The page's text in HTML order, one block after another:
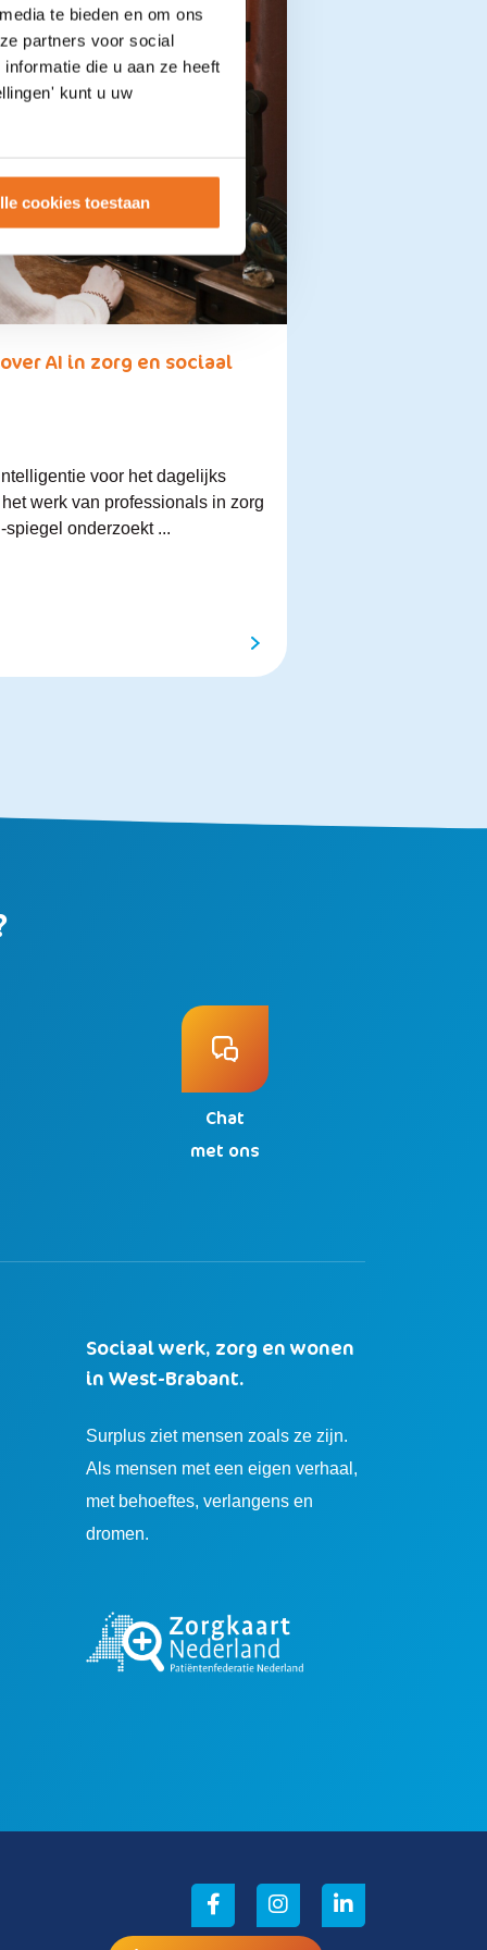
te bieden en om ons
partners voor social
die u aan ze heeft
kunt u uw
cookies toestaan
AI in zorg en sociaal
voor het dagelijks
werk van professionals in zorg
onderzoekt ...
Chat
met ons
Sociaal werk, zorg en wonen
in West-Brabant.
Surplus ziet mensen zoals ze zijn.
Als mensen met een eigen verhaal,
met behoeftes, verlangens en
dromen.